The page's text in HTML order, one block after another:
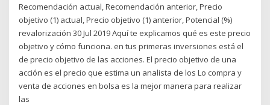
Recomendación actual, Recomendación anterior, Precio
objetivo (1) actual, Precio objetivo (1) anterior, Potencial (%)
revalorización 30 Jul 2019 Aquí te explicamos qué es este precio
objetivo y cómo funciona. en tus primeras inversiones está el
de precio objetivo de las acciones. El precio objetivo de una
acción es el precio que estima un analista de los Lo compra y
venta de acciones en bolsa es la mejor manera para realizar
las